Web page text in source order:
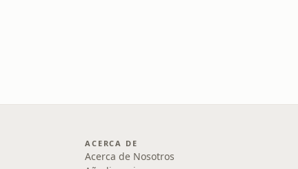
ACERCA DE
Acerca de Nosotros